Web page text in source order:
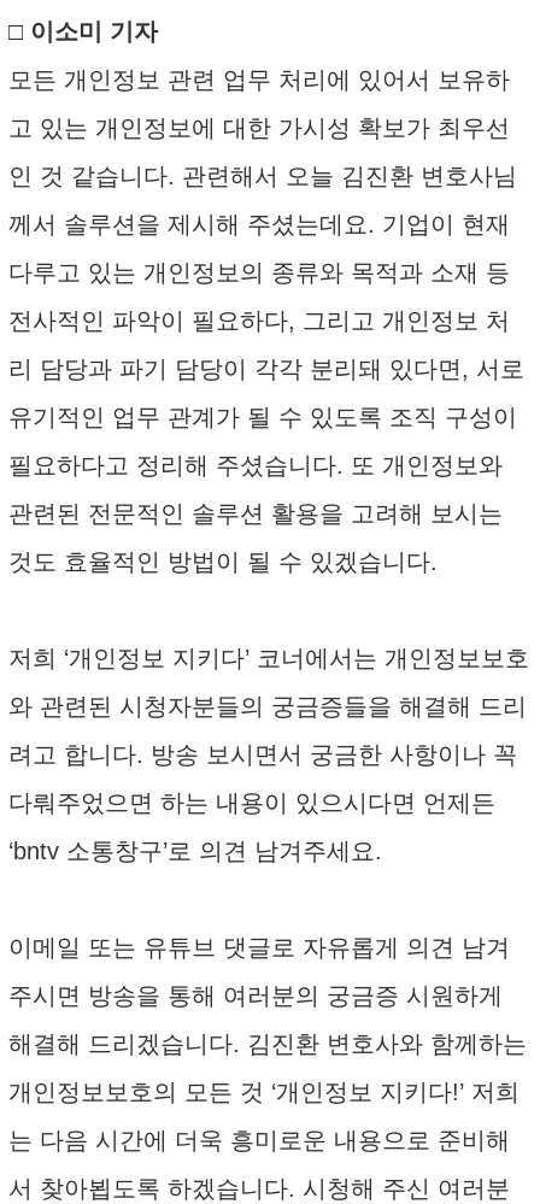
□ 이소미 기자
모든 개인정보 관련 업무 처리에 있어서 보유하
고 있는 개인정보에 대한 가시성 확보가 최우선
인 것 같습니다. 관련해서 오늘 김진환 변호사님
께서 솔루션을 제시해 주셨는데요. 기업이 현재
다루고 있는 개인정보의 종류와 목적과 소재 등
전사적인 파악이 필요하다, 그리고 개인정보 처
리 담당과 파기 담당이 각각 분리돼 있다면, 서로
유기적인 업무 관계가 될 수 있도록 조직 구성이
필요하다고 정리해 주셨습니다. 또 개인정보와
관련된 전문적인 솔루션 활용을 고려해 보시는
것도 효율적인 방법이 될 수 있겠습니다.
저희 ‘개인정보 지키다’ 코너에서는 개인정보보호
와 관련된 시청자분들의 궁금증들을 해결해 드리
려고 합니다. 방송 보시면서 궁금한 사항이나 꼭
다뤄주었으면 하는 내용이 있으시다면 언제든
‘bntv 소통창구’로 의견 남겨주세요.
이메일 또는 유튜브 댓글로 자유롭게 의견 남겨
주시면 방송을 통해 여러분의 궁금증 시원하게
해결해 드리겠습니다. 김진환 변호사와 함께하는
개인정보보호의 모든 것 ‘개인정보 지키다!’ 저희
는 다음 시간에 더욱 흥미로운 내용으로 준비해
서 찾아뵙도록 하겠습니다. 시청해 주신 여러분